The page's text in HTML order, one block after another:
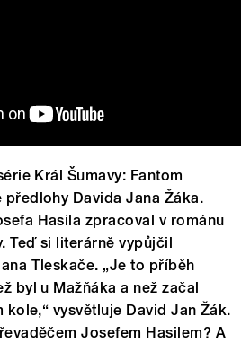
Král Šumavy: Fantom
Davida Jana Žáka.
Hasila zpracoval v románu
Teď si literárně vypůjčil
Tleskače. „Je to příběh
byl u Mažňáka a než začal
vysvětluje David Jan Žák.
Josefem Hasilem? A